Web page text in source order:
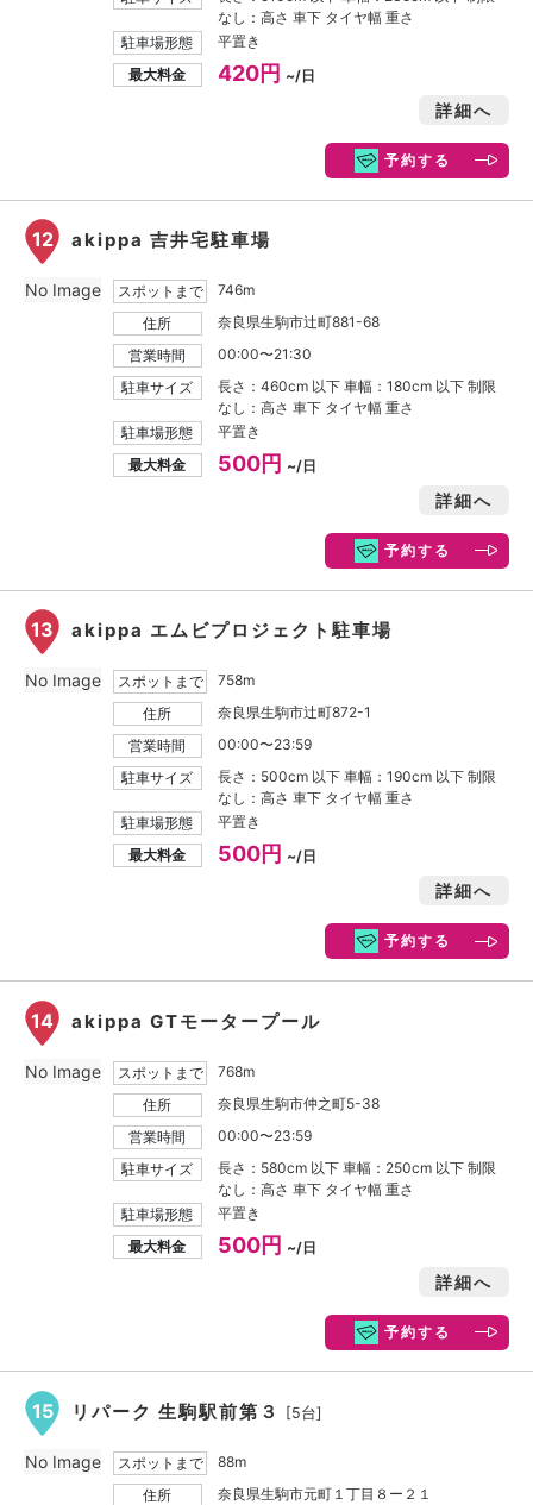
なし：高さ 車下 タイヤ幅 重さ
駐車場形態
平置き
最大料金
420円 ~/日
詳細へ
予約する
12 akippa 吉井宅駐車場
スポットまで
746m
住所
奈良県生駒市辻町881-68
営業時間
00:00〜21:30
駐車サイズ
長さ：460cm 以下 車幅：180cm 以下 制限
なし：高さ 車下 タイヤ幅 重さ
駐車場形態
平置き
最大料金
500円 ~/日
詳細へ
予約する
No Image
13 akippa エムビプロジェクト駐車場
スポットまで
758m
住所
奈良県生駒市辻町872-1
営業時間
00:00〜23:59
駐車サイズ
長さ：500cm 以下 車幅：190cm 以下 制限
なし：高さ 車下 タイヤ幅 重さ
駐車場形態
平置き
最大料金
500円 ~/日
詳細へ
予約する
No Image
14 akippa GTモータープール
スポットまで
768m
住所
奈良県生駒市仲之町5-38
営業時間
00:00〜23:59
駐車サイズ
長さ：580cm 以下 車幅：250cm 以下 制限
なし：高さ 車下 タイヤ幅 重さ
駐車場形態
平置き
最大料金
500円 ~/日
詳細へ
予約する
No Image
15 リパーク 生駒駅前第３ [5台]
スポットまで
88m
住所
奈良県生駒市元町１丁目８ー２１
No Image